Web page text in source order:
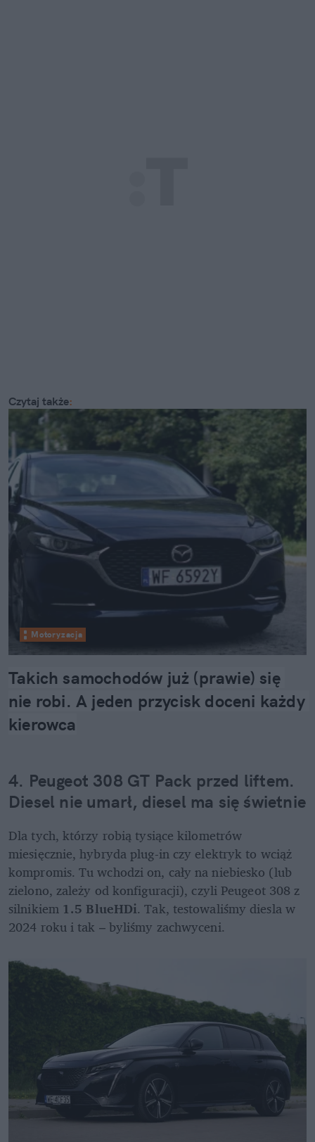
Czytaj także:
Motoryzacja
Takich samochodów już (prawie) się
nie robi. A jeden przycisk doceni każdy
kierowca
4. Peugeot 308 GT Pack przed liftem.
Diesel nie umarł, diesel ma się świetnie
Dla tych, którzy robią tysiące kilometrów
miesięcznie, hybryda plug-in czy elektryk to wciąż
kompromis. Tu wchodzi on, cały na niebiesko (lub
zielono, zależy od konfiguracji), czyli Peugeot 308 z
silnikiem 1.5 BlueHDi. Tak, testowaliśmy diesla w
2024 roku i tak – byliśmy zachwyceni.